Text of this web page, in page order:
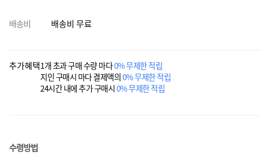
배송비 배송비 무료
추가혜택1개 초과 구매 수량 마다0% 무제한 적립
지인 구매시 마다 결제액의0% 무제한 적립
24시간 내에 추가 구매시0% 무제한 적립
수령방법